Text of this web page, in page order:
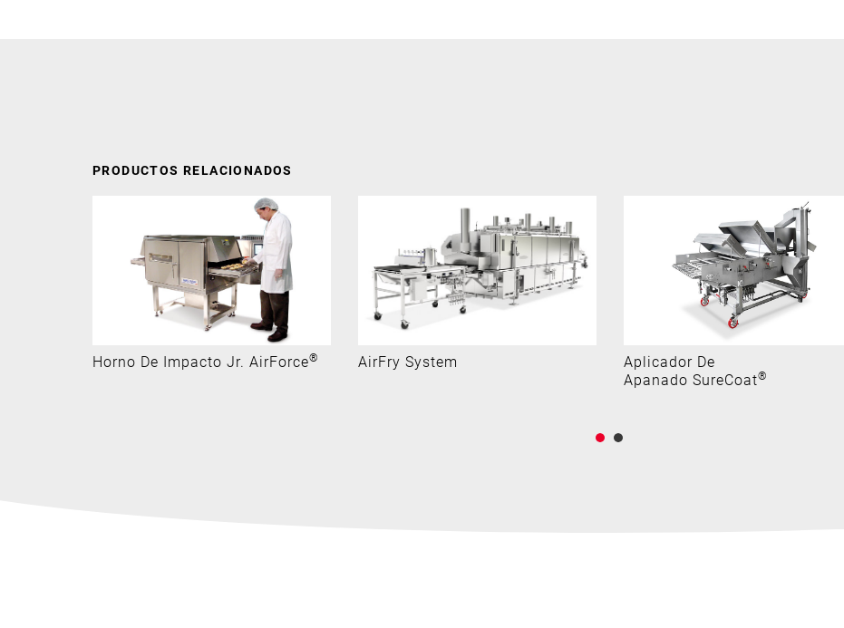
PRODUCTOS RELACIONADOS
Horno De Impacto Jr. AirForce® AirFry System
Aplicador De
Apanado SureCoat®